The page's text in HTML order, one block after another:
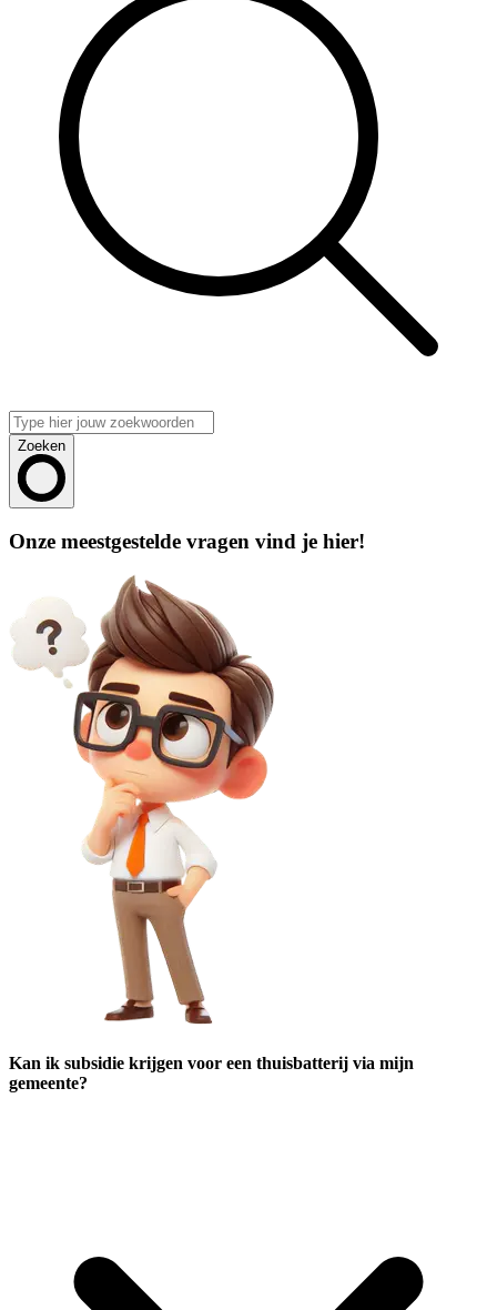
Zoeken
Onze meestgestelde vragen vind je hier!
Kan ik subsidie krijgen voor een thuisbatterij via mijn
gemeente?